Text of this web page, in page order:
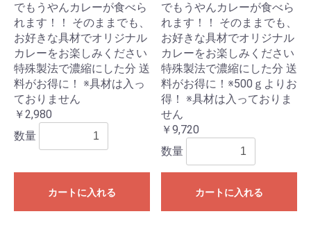
でもうやんカレーが食べら
れます！！ そのままでも、
お好きな具材でオリジナル
カレーをお楽しみください
特殊製法で濃縮にした分 送
料がお得に！ ※具材は入っ
ておりません
￥2,980
数量
カートに入れる
でもうやんカレーが食べら
れます！！ そのままでも、
お好きな具材でオリジナル
カレーをお楽しみください
特殊製法で濃縮にした分 送
料がお得に！※500ｇよりお
得！ ※具材は入っておりま
せん
￥9,720
数量
カートに入れる